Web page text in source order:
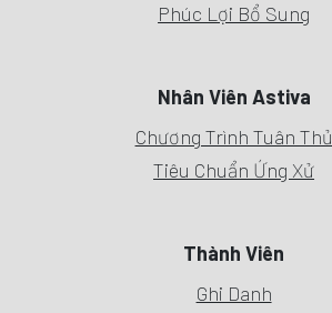
Phúc Lợi Bổ Sung
Nhân Viên Astiva
Chương Trình Tuân Thủ
Tiêu Chuẩn Ứng Xử
Thành Viên
Ghi Danh